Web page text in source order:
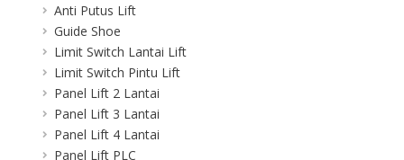
Anti Putus Lift
Guide Shoe
Limit Switch Lantai Lift
Limit Switch Pintu Lift
Panel Lift 2 Lantai
Panel Lift 3 Lantai
Panel Lift 4 Lantai
Panel Lift PLC